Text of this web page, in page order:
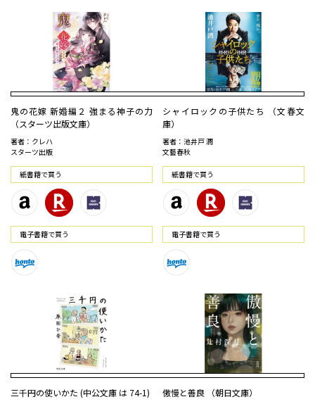
鬼の花嫁 新婚編２ 強まる神子の力
（スターツ出版文庫）
著者：クレハ
スターツ出版
紙書籍で買う
電⼦書籍で買う
シャイロックの子供たち （文春文
庫）
著者：池井戸 潤
文藝春秋
紙書籍で買う
電⼦書籍で買う
三千円の使いかた (中公文庫 は 74-1) 傲慢と善良 （朝日文庫）